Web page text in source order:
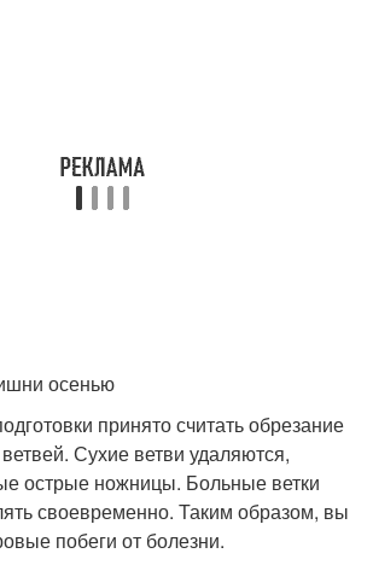
осенью
принято считать обрезание
Сухие ветви удаляются,
острые ножницы. Больные ветки
своевременно. Таким образом, вы
побеги от болезни.